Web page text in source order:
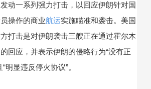
动一系列强力打击，以回应伊朗针对国
操作的商业航运实施瞄准和袭击。美国
打击是对伊朗袭击三艘正在通过霍尔木
回应，并表示伊朗的侵略行为“没有正
明显违反停火协议”。